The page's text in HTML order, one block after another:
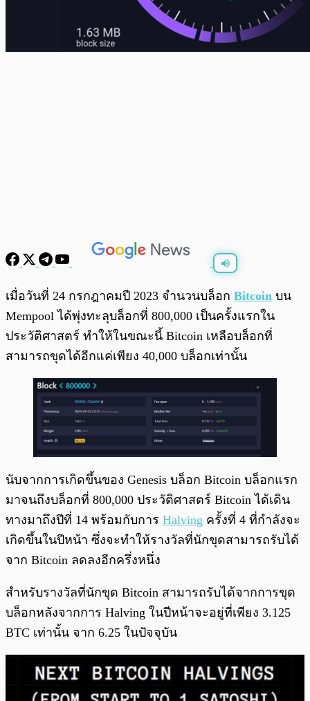
พร้อมเล่น
เมื่อวันที่ 24 กรกฎาคมปี 2023 จำนวนบล็อก Bitcoin บน
Mempool ได้พุ่งทะลุบล็อกที่ 800,000 เป็นครั้งแรกใน
ประวัติศาสตร์ ทำให้ในขณะนี้ Bitcoin เหลือบล็อกที่
สามารถขุดได้อีกแค่เพียง 40,000 บล็อกเท่านั้น
นับจากการเกิดขึ้นของ Genesis บล็อก Bitcoin บล็อกแรก
มาจนถึงบล็อกที่ 800,000 ประวัติศาสตร์ Bitcoin ได้เดิน
ทางมาถึงปีที่ 14 พร้อมกับการ Halving ครั้งที่ 4 ที่กำลังจะ
เกิดขึ้นในปีหน้า ซึ่งจะทำให้รางวัลที่นักขุดสามารถรับได้
จาก Bitcoin ลดลงอีกครึ่งหนึ่ง
สำหรับรางวัลที่นักขุด Bitcoin สามารถรับได้จากการขุด
บล็อกหลังจากการ Halving ในปีหน้าจะอยู่ที่เพียง 3.125
BTC เท่านั้น จาก 6.25 ในปัจจุบัน